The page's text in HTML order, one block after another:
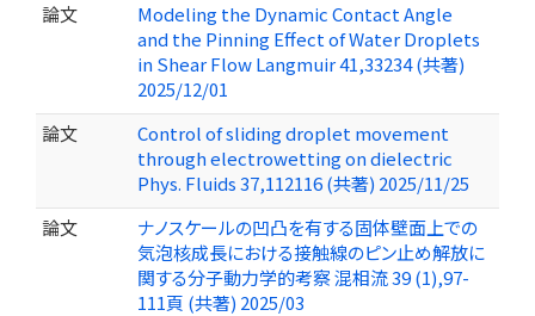
論文
Modeling the Dynamic Contact Angle
and the Pinning Effect of Water Droplets
in Shear Flow Langmuir 41,33234 (共著)
2025/12/01
論文
Control of sliding droplet movement
through electrowetting on dielectric
Phys. Fluids 37,112116 (共著) 2025/11/25
論文
ナノスケールの凹凸を有する固体壁面上での
気泡核成長における接触線のピン止め解放に
関する分子動力学的考察 混相流 39 (1),97-
111頁 (共著) 2025/03